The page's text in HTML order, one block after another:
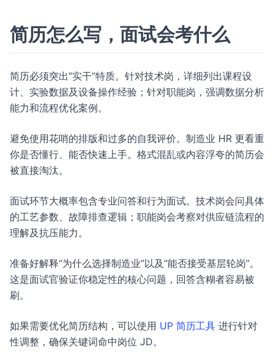
简历怎么写，面试会考什么
简历必须突出“实干”特质。针对技术岗，详细列出课程设
计、实验数据及设备操作经验；针对职能岗，强调数据分析
能力和流程优化案例。
避免使用花哨的排版和过多的自我评价。制造业 HR 更看重
你是否懂行、能否快速上手。格式混乱或内容浮夸的简历会
被直接淘汰。
面试环节大概率包含专业问答和行为面试。技术岗会问具体
的工艺参数、故障排查逻辑；职能岗会考察对供应链流程的
理解及抗压能力。
准备好解释“为什么选择制造业”以及“能否接受基层轮岗”。
这是面试官验证你稳定性的核心问题，回答含糊者容易被
刷。
如果需要优化简历结构，可以使用 UP 简历工具 进行针对
性调整，确保关键词命中岗位 JD。